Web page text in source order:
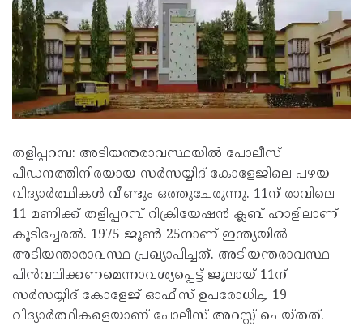
തളിപ്പറമ്പ: അടിയന്തരാവസ്ഥയില്‍ പോലീസ്
പീഡനത്തിനിരയായ സര്‍സയ്യിദ് കോളേജിലെ പഴയ
വിദ്യാര്‍ത്ഥികള്‍ വീണ്ടും ഒത്തുചേരുന്നു. 11ന് രാവിലെ
11 മണിക്ക് തളിപ്പറമ്പ് റിക്രിയേഷന്‍ ക്ലബ് ഹാളിലാണ്
കൂടിച്ചേരല്‍. 1975 ജൂണ്‍ 25നാണ് ഇന്ത്യയില്‍
അടിയന്താരാവസ്ഥ പ്രഖ്യാപിച്ചത്. അടിയന്തരാവസ്ഥ
പിന്‍വലിക്കണമെന്നാവശ്യപ്പെട്ട് ജൂലായ് 11ന്
സര്‍സയ്യിദ് കോളേജ് ഓഫീസ് ഉപരോധിച്ച 19
വിദ്യാര്‍ത്ഥികളെയാണ് പോലീസ് അറസ്റ്റ് ചെയ്തത്.